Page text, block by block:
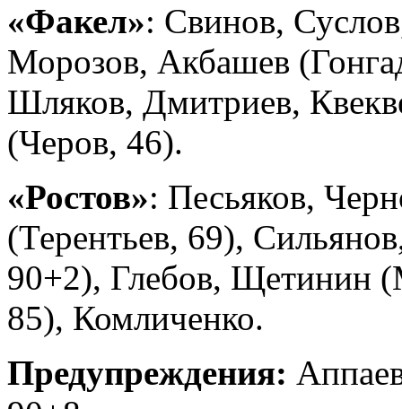
«Факел»: Свинов,
Морозов, Акбашев
Шляков, Дмитриев,
(Черов, 46).
«Ростов»: Песьяков,
(Терентьев, 69),
90+2), Глебов, Щетинин
85), Комличенко.
Предупреждения: